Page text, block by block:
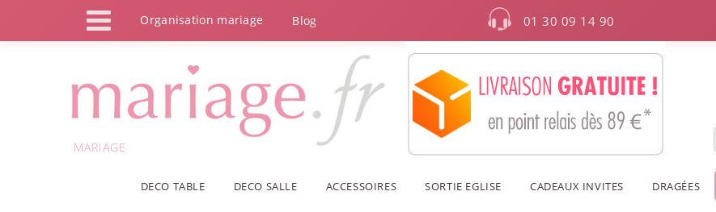
Organisation mariage Blog 01 30 09 14 90
MARIAGE
DECO TABLE DECO SALLE ACCESSOIRES SORTIE EGLISE CADEAUX INVITES DRAGÉES
Panneau de gestion des cookies